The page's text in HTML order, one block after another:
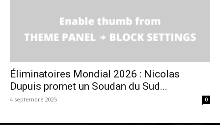
Éliminatoires Mondial 2026 : Nicolas
Dupuis promet un Soudan du Sud...
4 septembre 2025 0